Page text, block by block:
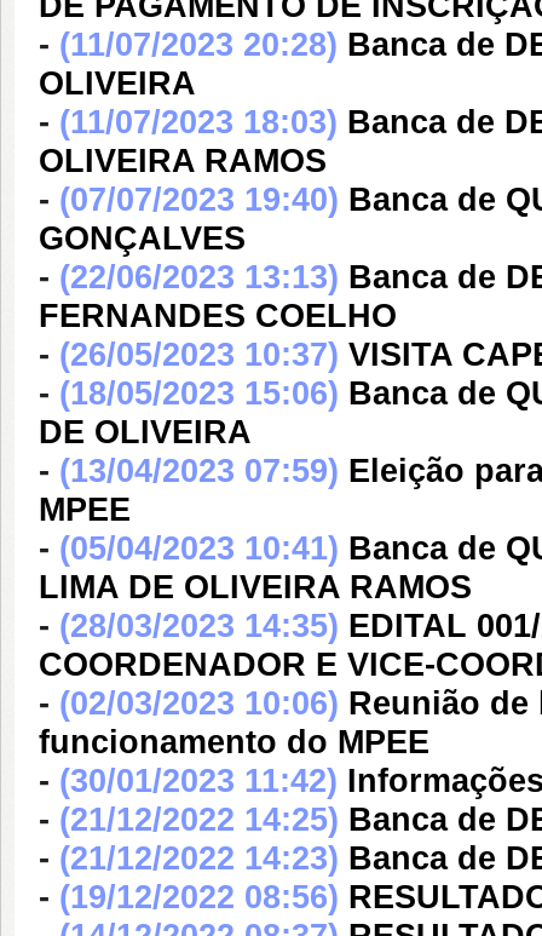
- (11/07/2023 20:28) Banca de
OLIVEIRA
- (11/07/2023 18:03) Banca de
OLIVEIRA RAMOS
- (07/07/2023 19:40) Banca de
GONÇALVES
- (22/06/2023 13:13) Banca de
FERNANDES COELHO
- (26/05/2023 10:37) VISITA
- (18/05/2023 15:06) Banca de
DE OLIVEIRA
- (13/04/2023 07:59) Eleição
MPEE
- (05/04/2023 10:41) Banca de
LIMA DE OLIVEIRA RAMOS
- (28/03/2023 14:35) EDITAL
COORDENADOR E VICE-
- (02/03/2023 10:06) Reunião
funcionamento do MPEE
- (30/01/2023 11:42)
- (21/12/2022 14:25) Banca de
- (21/12/2022 14:23) Banca de
- (19/12/2022 08:56)